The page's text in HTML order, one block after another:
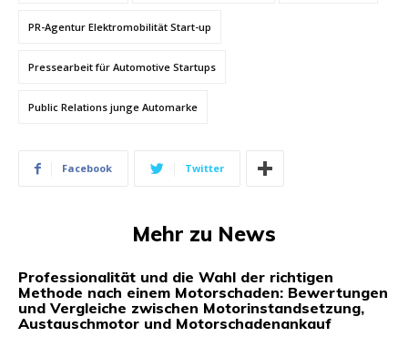
PR-Agentur Elektromobilität Start-up
Pressearbeit für Automotive Startups
Public Relations junge Automarke
Facebook Twitter
Mehr zu News
Professionalität und die Wahl der richtigen
Methode nach einem Motorschaden: Bewertungen
und Vergleiche zwischen Motorinstandsetzung,
Austauschmotor und Motorschadenankauf